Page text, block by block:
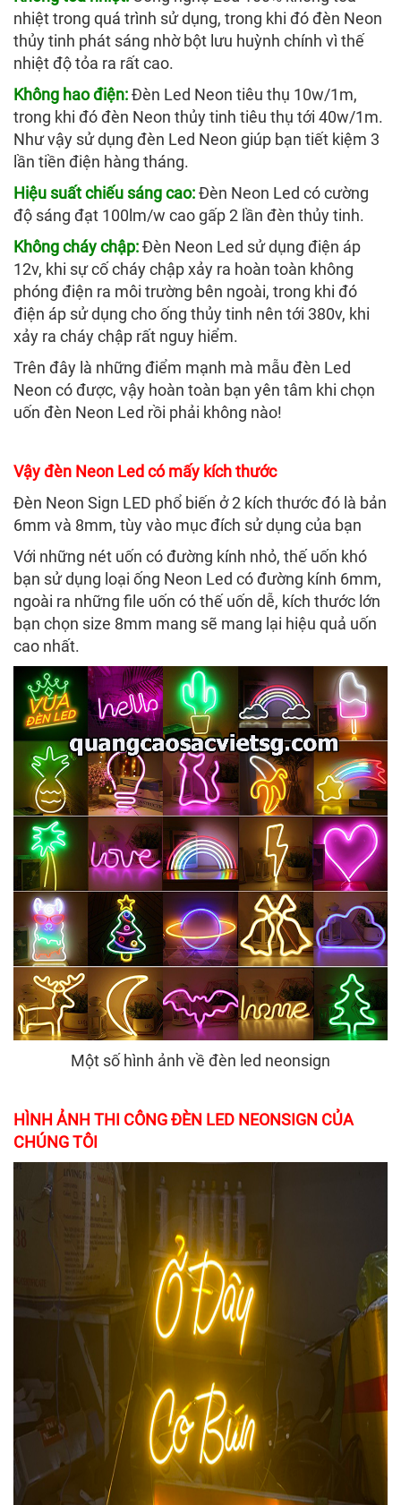
nhiệt trong quá trình sử dụng, trong khi đó đèn Neon
thủy tinh phát sáng nhờ bột lưu huỳnh chính vì thế
nhiệt độ tỏa ra rất cao.
Không hao điện:Đèn Led Neon tiêu thụ 10w/1m,
trong khi đó đèn Neon thủy tinh tiêu thụ tới 40w/1m.
Như vậy sử dụng đèn Led Neon giúp bạn tiết kiệm 3
lần tiền điện hàng tháng.
Hiệu suất chiếu sáng cao:Đèn Neon Led có cường
độ sáng đạt 100lm/w cao gấp 2 lần đèn thủy tinh.
Không cháy chập:Đèn Neon Led sử dụng điện áp
12v, khi sự cố cháy chập xảy ra hoàn toàn không
phóng điện ra môi trường bên ngoài, trong khi đó
điện áp sử dụng cho ống thủy tinh nên tới 380v, khi
xảy ra cháy chập rất nguy hiểm.
Trên đây là những điểm mạnh mà mẫu đèn Led
Neon có được, vậy hoàn toàn bạn yên tâm khi chọn
uốn đèn Neon Led rồi phải không nào!
Vậy đèn Neon Led có mấy kích thước
Đèn Neon Sign LED phổ biến ở 2 kích thước đó là bản
6mm và 8mm, tùy vào mục đích sử dụng của bạn
Với những nét uốn có đường kính nhỏ, thế uốn khó
bạn sử dụng loại ống Neon Led có đường kính 6mm,
ngoài ra những file uốn có thế uốn dễ, kích thước lớn
bạn chọn size 8mm mang sẽ mang lại hiệu quả uốn
cao nhất.
Một số hình ảnh về đèn led neonsign
HÌNH ẢNH THI CÔNG ĐÈN LED NEONSIGN CỦA
CHÚNG TÔI